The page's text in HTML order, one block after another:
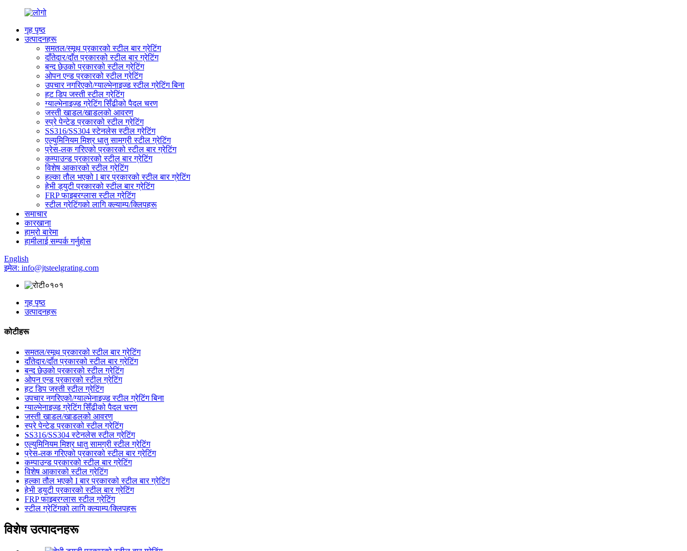
गृह पृष्ठ
उत्पादनहरू
समतल/स्मूथ प्रकारको स्टील बार ग्रेटिंग
दाँतेदार/दाँत प्रकारको स्टील बार ग्रेटिंग
बन्द छेउको प्रकारको स्टील ग्रेटिंग
ओपन एन्ड प्रकारको स्टील ग्रेटिंग
उपचार नगरिएको/ग्याल्भेनाइज्ड स्टील ग्रेटिंग बिना
हट डिप जस्ती स्टील ग्रेटिंग
ग्याल्भेनाइज्ड ग्रेटिंग सिँढीको पैदल चरण
जस्ती खाडल/खाडलको आवरण
स्प्रे पेन्टेड प्रकारको स्टील ग्रेटिंग
SS316/SS304 स्टेनलेस स्टील ग्रेटिंग
एल्युमिनियम मिश्र धातु सामग्री स्टील ग्रेटिंग
प्रेस-लक गरिएको प्रकारको स्टील बार ग्रेटिंग
कम्पाउन्ड प्रकारको स्टील बार ग्रेटिंग
विशेष आकारको स्टील ग्रेटिंग
हल्का तौल भएको I बार प्रकारको स्टील बार ग्रेटिंग
हेभी ड्युटी प्रकारको स्टील बार ग्रेटिंग
FRP फाइबरग्लास स्टील ग्रेटिंग
स्टील ग्रेटिंगको लागि क्ल्याम्प/क्लिपहरू
समाचार
कारखाना
हाम्रो बारेमा
हामीलाई सम्पर्क गर्नुहोस
English
इमेल: info@jtsteelgrating.com
गृह पृष्ठ
उत्पादनहरू
कोटीहरू
समतल/स्मूथ प्रकारको स्टील बार ग्रेटिंग
दाँतेदार/दाँत प्रकारको स्टील बार ग्रेटिंग
बन्द छेउको प्रकारको स्टील ग्रेटिंग
ओपन एन्ड प्रकारको स्टील ग्रेटिंग
हट डिप जस्ती स्टील ग्रेटिंग
उपचार नगरिएको/ग्याल्भेनाइज्ड स्टील ग्रेटिंग बिना
ग्याल्भेनाइज्ड ग्रेटिंग सिँढीको पैदल चरण
जस्ती खाडल/खाडलको आवरण
स्प्रे पेन्टेड प्रकारको स्टील ग्रेटिंग
SS316/SS304 स्टेनलेस स्टील ग्रेटिंग
एल्युमिनियम मिश्र धातु सामग्री स्टील ग्रेटिंग
प्रेस-लक गरिएको प्रकारको स्टील बार ग्रेटिंग
कम्पाउन्ड प्रकारको स्टील बार ग्रेटिंग
विशेष आकारको स्टील ग्रेटिंग
हल्का तौल भएको I बार प्रकारको स्टील बार ग्रेटिंग
हेभी ड्युटी प्रकारको स्टील बार ग्रेटिंग
FRP फाइबरग्लास स्टील ग्रेटिंग
स्टील ग्रेटिंगको लागि क्ल्याम्प/क्लिपहरू
विशेष उत्पादनहरू